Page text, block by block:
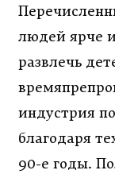
людей ярче
развлечь
индустрия
благодаря
90-е годы.